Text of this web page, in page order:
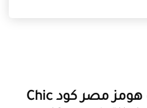
كوبون خصم شيك هومز مصر كود Chic